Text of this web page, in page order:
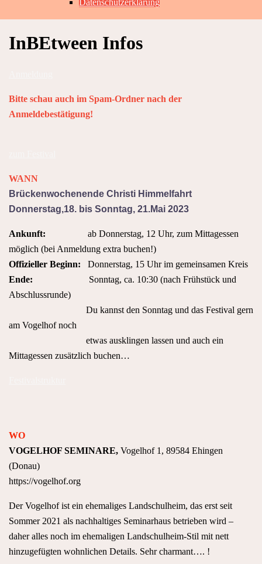
Datenschutzerklärung
InBEtween Infos
Bitte schau auch im Spam-Ordner nach der
Anmeldebestätigung!
WANN
Brückenwochenende Christi Himmelfahrt
Donnerstag,18. bis Sonntag, 21.Mai 2023
Ankunft: ab Donnerstag, 12 Uhr, zum Mittagessen
möglich (bei Anmeldung extra buchen!)
Offizieller Beginn:
Donnerstag, 15 Uhr im gemeinsamen Kreis
Ende:
Sonntag, ca. 10:30 (nach Frühstück und
Abschlussrunde)
Du kannst den Sonntag und das Festival gern
am Vogelhof noch
etwas ausklingen lassen und auch ein
Mittagessen zusätzlich buchen…
WO
VOGELHOF SEMINARE, Vogelhof 1, 89584 Ehingen
(Donau)
https://vogelhof.org
Der Vogelhof ist ein ehemaliges Landschulheim, das erst seit
Sommer 2021 als nachhaltiges Seminarhaus betrieben wird –
daher alles noch im ehemaligen Landschulheim-Stil mit nett
hinzugefügten wohnlichen Details. Sehr charmant…. !